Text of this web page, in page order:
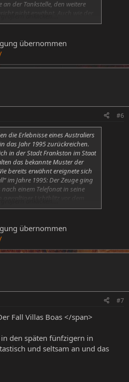
der Tankstelle, den weitere
nicht erwähnt. Auch wie der
kam, ist ungeklärt. Fest steht
entnommen
wird als ‚Greys’ beschrieben
spindeldürre Körper]. An
er jedes ‚Zeitsinnes’, er konnte
das ganze Prozedere
Morgen, gegen 6h, fand
wieder, die allerdings weit
sich seiner annahm
übernommen
#6
die Erlebnisse eines Australiers
das Jahr 1995 zurückreichen.
in der Stadt Frankston im Staat
das bekannte Muster der
bereits erwähnt ereignete sich
im Jahre 1995: Der Zeuge ging
einem Telefonat in seine
gewaltiger Lichtblitz vor dem
ein „Zeitsprung“ von 75
hinterließ seine Spuren am
Unterleib, nicht weit vom
in Form eines
Sichtungen: Zum einen ein
Flugmanöver durchführte
Flugobjekt, das zuerst
hinzuholten. Das Objekt
rote Lichter und gab einen
Meer schwebte. Der gleiche
knapp zwei Wochen später
es so zu sein, das in dem
– Halbinsel, wo sich der
übernommen
#7
Fall Villas Boas </span>
den späten fünfzigern in
und seltsam an und das